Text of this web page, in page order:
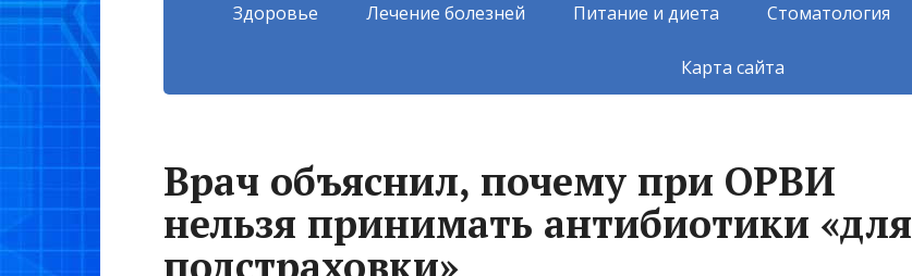
Здоровье Лечение болезней Питание и диета Стоматология
Карта сайта
Врач объяснил, почему при ОРВИ
нельзя принимать антибиотики «для